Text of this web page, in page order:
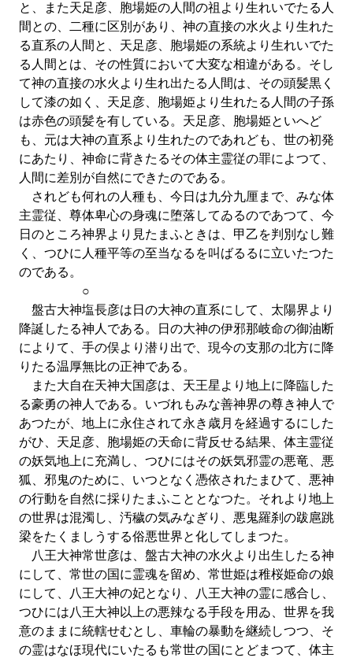
と、また天足彦、胞場姫の人間の祖より生れいでたる人
間との、二種に区別があり、神の直接の水火より生れた
る直系の人間と、天足彦、胞場姫の系統より生れいでた
る人間とは、その性質において大変な相違がある。そし
て神の直接の水火より生れ出たる人間は、その頭髪黒く
して漆の如く、天足彦、胞場姫より生れたる人間の子孫
は赤色の頭髪を有している。天足彦、胞場姫といへど
も、元は大神の直系より生れたのであれども、世の初発
にあたり、神命に背きたるその体主霊従の罪によつて、
人間に差別が自然にできたのである。
されども何れの人種も、今日は九分九厘まで、みな体
主霊従、尊体卑心の身魂に堕落してゐるのであつて、今
日のところ神界より見たまふときは、甲乙を判別なし難
く、つひに人種平等の至当なるを叫ばるるに立いたつた
のである。
○
盤古大神塩長彦は日の大神の直系にして、太陽界より
降誕したる神人である。日の大神の伊邪那岐命の御油断
によりて、手の俣より潜り出で、現今の支那の北方に降
りたる温厚無比の正神である。
また大自在天神大国彦は、天王星より地上に降臨した
る豪勇の神人である。いづれもみな善神界の尊き神人で
あつたが、地上に永住されて永き歳月を経過するにした
がひ、天足彦、胞場姫の天命に背反せる結果、体主霊従
の妖気地上に充満し、つひにはその妖気邪霊の悪竜、悪
狐、邪鬼のために、いつとなく憑依されたまひて、悪神
の行動を自然に採りたまふこととなつた。それより地上
の世界は混濁し、汚穢の気みなぎり、悪鬼羅刹の跋扈跳
梁をたくましうする俗悪世界と化してしまつた。
八王大神常世彦は、盤古大神の水火より出生したる神
にして、常世の国に霊魂を留め、常世姫は稚桜姫命の娘
にして、八王大神の妃となり、八王大神の霊に感合し、
つひには八王大神以上の悪辣なる手段を用ゐ、世界を我
意のままに統轄せむとし、車輪の暴動を継続しつつ、そ
の霊はなほ現代にいたるも常世の国にとどまつて、体主